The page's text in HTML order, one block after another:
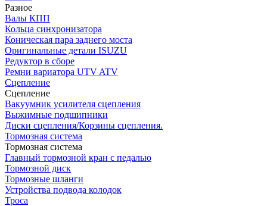
Разное
Валы КПП
Кольца синхронизатора
Коническая пара заднего моста
Оригинальные детали ISUZU
Редуктор в сборе
Ремни вариатора UTV ATV
Сцепление
Сцепление
Вакуумник усилителя сцепления
Выжимные подшипники
Диски сцепления/Корзины сцепления.
Тормозная система
Тормозная система
Главный тормозной кран с педалью
Тормозной диск
Тормозные шланги
Устройства подвода колодок
Троса